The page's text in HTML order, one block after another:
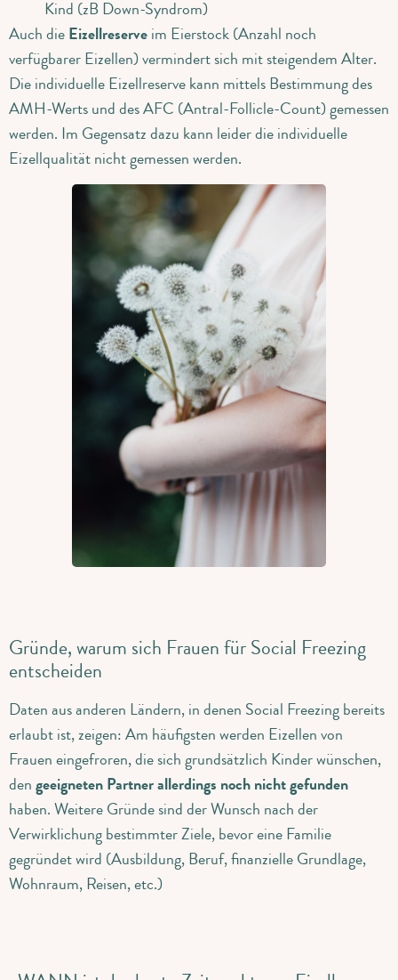
Kind (zB Down-Syndrom)
Auch dieEizellreserveim Eierstock (Anzahl noch
verfügbarer Eizellen) vermindert sich mit steigendem Alter.
Die individuelle Eizellreserve kann mittels Bestimmung des
AMH-Werts und des AFC (Antral-Follicle-Count) gemessen
werden. Im Gegensatz dazu kann leider die individuelle
Eizellqualität nicht gemessen werden.
Gründe, warum sich Frauen für Social Freezing
entscheiden
Daten aus anderen Ländern, in denen Social Freezing bereits
erlaubt ist, zeigen: Am häufigsten werden Eizellen von
Frauen eingefroren, die sich grundsätzlich Kinder wünschen,
dengeeigneten Partner allerdings noch nicht gefunden
haben. Weitere Gründe sind der Wunsch nach der
Verwirklichung bestimmter Ziele, bevor eine Familie
gegründet wird (Ausbildung, Beruf, finanzielle Grundlage,
Wohnraum, Reisen, etc.)